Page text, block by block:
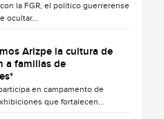
la FGR, el político guerrerense
ocultar...
Arizpe la cultura de
a familias de
en campamento de
que fortalecen...